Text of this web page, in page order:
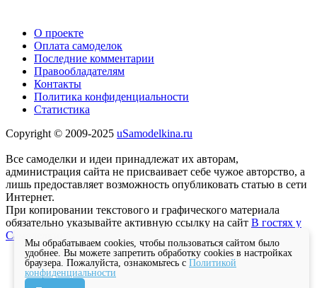
О проекте
Оплата самоделок
Последние комментарии
Правообладателям
Контакты
Политика конфиденциальности
Статистика
Copyright © 2009-2025 uSamodelkina.ru
Все самоделки и идеи принадлежат их авторам,
администрация сайта не присваивает себе чужое авторство, а
лишь предоставляет возможность опубликовать статью в сети
Интернет.
При копировании текстового и графического материала
обязательно указывайте активную ссылку на сайт В гостях у
Самоделкина
Мы обрабатываем cookies, чтобы пользоваться сайтом было
удобнее. Вы можете запретить обработку cookies в настройках
браузера. Пожалуйста, ознакомьтесь с Политикой
конфиденциальности